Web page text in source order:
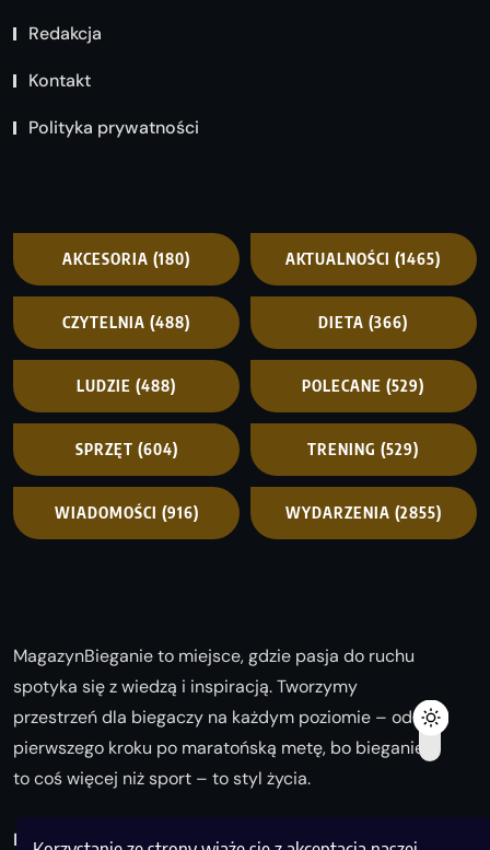
Redakcja
Kontakt
Polityka prywatności
AKCESORIA (180) AKTUALNOŚCI (1465)
CZYTELNIA (488) DIETA (366)
LUDZIE (488) POLECANE (529)
SPRZĘT (604) TRENING (529)
WIADOMOŚCI (916) WYDARZENIA (2855)
MagazynBieganie to miejsce, gdzie pasja do ruchu
spotyka się z wiedzą i inspiracją. Tworzymy
przestrzeń dla biegaczy na każdym poziomie – od
pierwszego kroku po maratońską metę, bo bieganie
to coś więcej niż sport – to styl życia.
Biegaj z nami i odkrywaj swoją najlepszą wersję!